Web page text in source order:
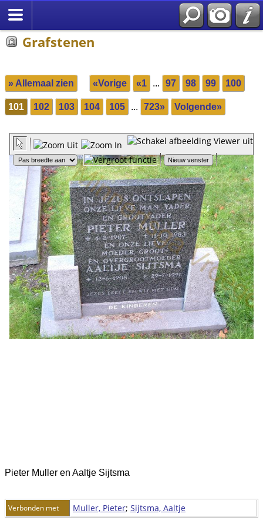
Grafstenen
» Allemaal zien «Vorige «1 ... 97 98 99 100
101 102 103 104 105 ... 723» Volgende»
Pieter Muller en Aaltje Sijtsma
Verbonden met Muller, Pieter; Sijtsma, Aaltje